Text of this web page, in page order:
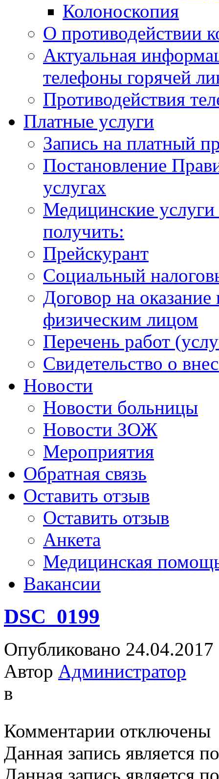
Колоноскопия
О противодействии
Актуальная
телефоны горячей
Противодействия
Платные услуги
Запись на платный
Постановление
услугах
Медицинские
получить:
Прейскурант
Социальный
Договор на
физическим лицом
Перечень работ
Свидетельство о
Новости
Новости больницы
Новости ЗОЖ
Мероприятия
Обратная связь
Оставить отзыв
Оставить отзыв
Анкета
Медицинская
Вакансии
DSC_0199
Опубликовано 24.04.2017
Автор Администратор
в
Комментарии записи
отключены
Данная запись является
Данная запись является